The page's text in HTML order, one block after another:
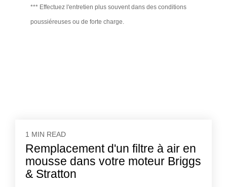
*** Effectuez l'entretien plus souvent dans des conditions
poussiéreuses ou de forte charge.
1 MIN READ
Remplacement d'un filtre à air en
mousse dans votre moteur Briggs
& Stratton